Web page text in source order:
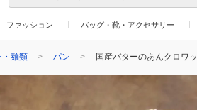
ファッション バッグ・靴・アクセサリー
・麺類 パン 国産バターのあんクロワ